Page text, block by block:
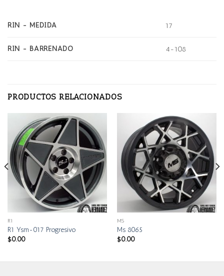
RIN - MEDIDA 17
RIN - BARRENADO 4-108
PRODUCTOS RELACIONADOS
R1
R1 Ysm-017 Progresivo
$0.00
MS
Ms 8065
$0.00